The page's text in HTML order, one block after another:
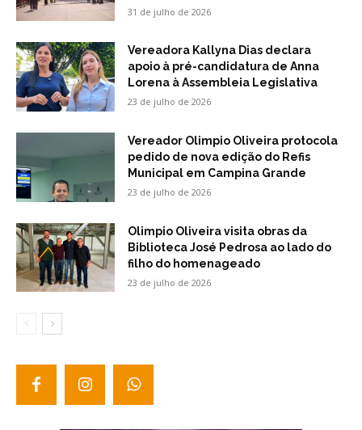
31 de julho de 2026
Vereadora Kallyna Dias declara
apoio à pré-candidatura de Anna
Lorena à Assembleia Legislativa
23 de julho de 2026
Vereador Olimpio Oliveira protocola
pedido de nova edição do Refis
Municipal em Campina Grande
23 de julho de 2026
Olimpio Oliveira visita obras da
Biblioteca José Pedrosa ao lado do
filho do homenageado
23 de julho de 2026